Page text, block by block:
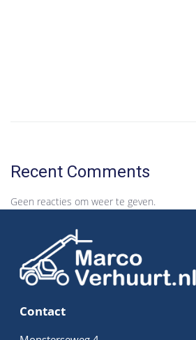
Recent Comments
Geen reacties om weer te geven.
Contact